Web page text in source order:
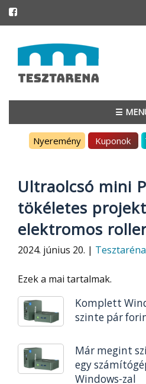
to
content
☰
Nyeremény Kuponok
Ultraolcsó mini
tökéletes
elektromos
2024. június 20. | Tesztaréna
Ezek a mai tartalmak.
Komplett
szinte pár
Már megint
egy
Windows-zal